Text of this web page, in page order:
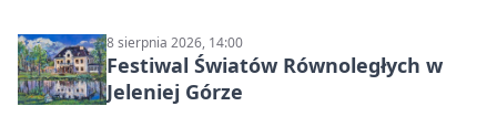
8 sierpnia 2026, 14:00
Festiwal Światów Równoległych w
Jeleniej Górze